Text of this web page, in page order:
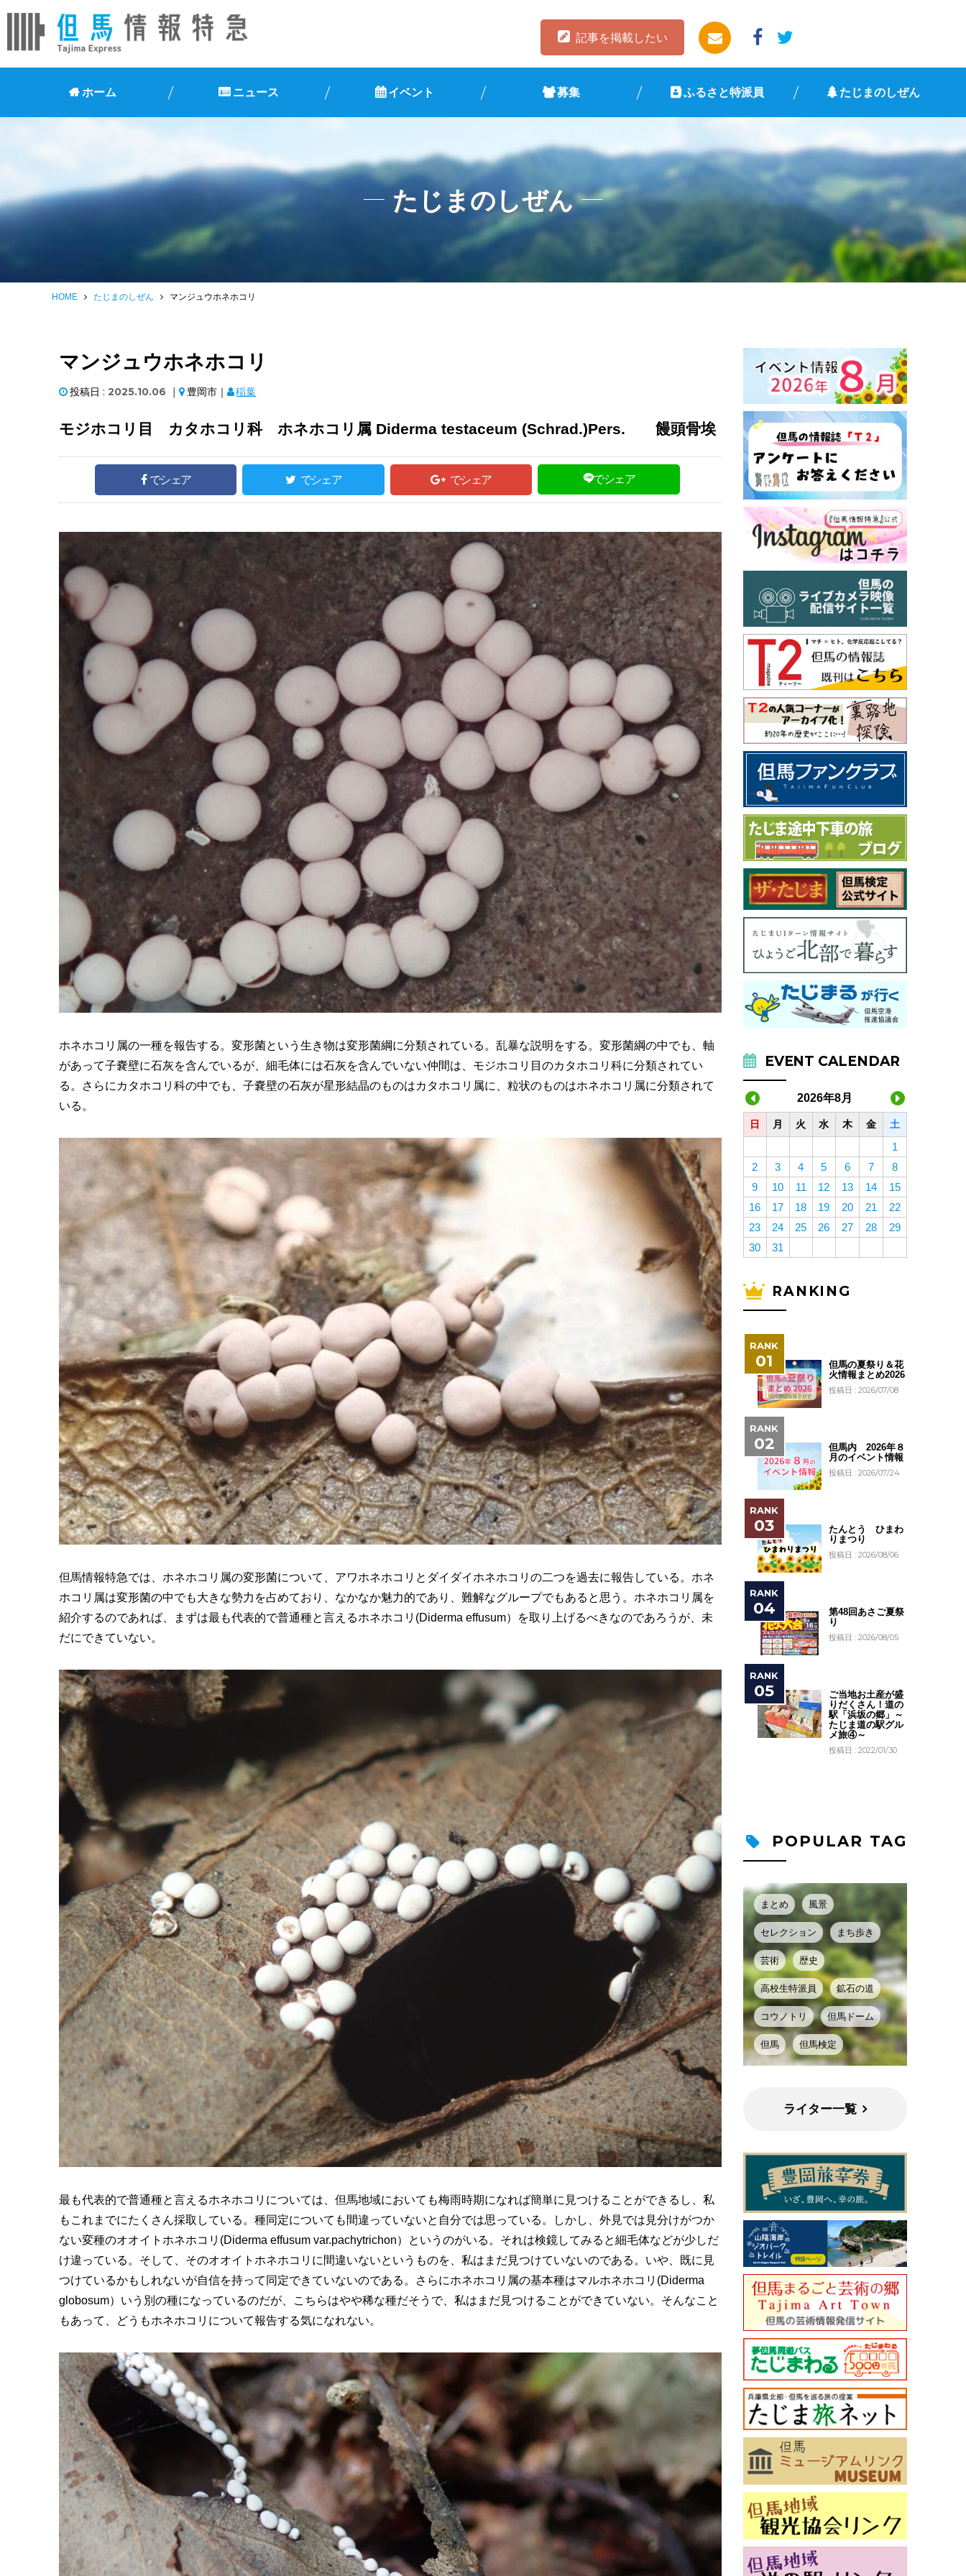
記事を掲載したい
ホーム ニュース イベント 募集 ふるさと特派員 たじまのしぜん
たじまのしぜん
HOME たじまのしぜん マンジュウホネホコリ
マンジュウホネホコリ
投稿日 : 2025.10.06 ｜ 豊岡市｜ 稲葉
モジホコリ目 カタホコリ科 ホネホコリ属 Diderma testaceum (Schrad.)Pers. 饅頭骨埃
でシェア でシェア でシェア でシェア
ホネホコリ属の一種を報告する。変形菌という生き物は変形菌綱に分類されている。乱暴な説明をする。変形菌綱の中でも、軸
があって子嚢壁に石灰を含んでいるが、細毛体には石灰を含んでいない仲間は、モジホコリ目のカタホコリ科に分類されてい
る。さらにカタホコリ科の中でも、子嚢壁の石灰が星形結晶のものはカタホコリ属に、粒状のものはホネホコリ属に分類されて
いる。
但馬情報特急では、ホネホコリ属の変形菌について、アワホネホコリとダイダイホネホコリの二つを過去に報告している。ホネ
ホコリ属は変形菌の中でも大きな勢力を占めており、なかなか魅力的であり、難解なグループでもあると思う。ホネホコリ属を
紹介するのであれば、まずは最も代表的で普通種と言えるホネホコリ(Diderma effusum）を取り上げるべきなのであろうが、未
だにできていない。
最も代表的で普通種と言えるホネホコリについては、但馬地域においても梅雨時期になれば簡単に見つけることができるし、私
もこれまでにたくさん採取している。種同定についても間違っていないと自分では思っている。しかし、外見では見分けがつか
ない変種のオオイトホネホコリ(Diderma effusum var.pachytrichon）というのがいる。それは検鏡してみると細毛体などが少しだ
け違っている。そして、そのオオイトホネホコリに間違いないというものを、私はまだ見つけていないのである。いや、既に見
つけているかもしれないが自信を持って同定できていないのである。さらにホネホコリ属の基本種はマルホネホコリ(Diderma
globosum）いう別の種になっているのだが、こちらはやや稀な種だそうで、私はまだ見つけることができていない。そんなこと
もあって、どうもホネホコリについて報告する気になれない。
EVENT CALENDAR
2026年8月
日 月 火 水 木 金 土
1
2
3 4 5 6 7
8
9
10 11 12 13 14
15
16
17 18 19 20 21
22
23
24 25 26 27 28
29
30
31
RANKING
但馬の夏祭り＆花
火情報まとめ2026
投稿日 : 2026/07/08
但馬内 2026年８
月のイベント情報
投稿日 : 2026/07/24
たんとう ひまわ
りまつり
投稿日 : 2026/08/06
第48回あさご夏祭
り
投稿日 : 2026/08/05
ご当地お土産が盛
りだくさん！道の
駅「浜坂の郷」～
たじま道の駅グル
メ旅④～
投稿日 : 2022/01/30
POPULAR TAG
まとめ 風景
セレクション まち歩き
芸術 歴史
高校生特派員 鉱石の道
コウノトリ 但馬ドーム
但馬 但馬検定
ライター一覧